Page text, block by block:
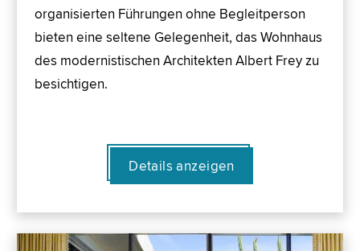
organisierten Führungen ohne Begleitperson
bieten eine seltene Gelegenheit, das Wohnhaus
des modernistischen Architekten Albert Frey zu
besichtigen.
Details anzeigen